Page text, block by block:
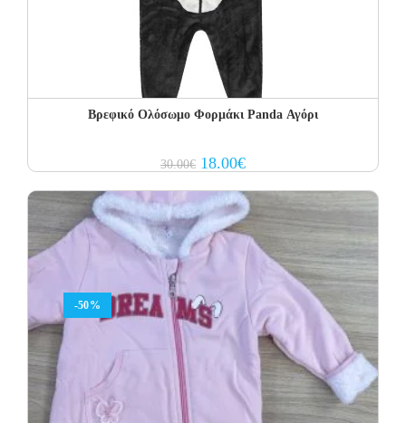
Βρεφικό Ολόσωμο Φορμάκι Panda Αγόρι
30.00€ Original
price
30.00€.
18.00€Current
price
18.00€.
-50%